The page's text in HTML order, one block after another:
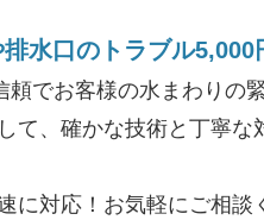
水口のトラブル5,000
でお客様の水まわりの
て、確かな技術と丁寧
対応！お気軽にご相談